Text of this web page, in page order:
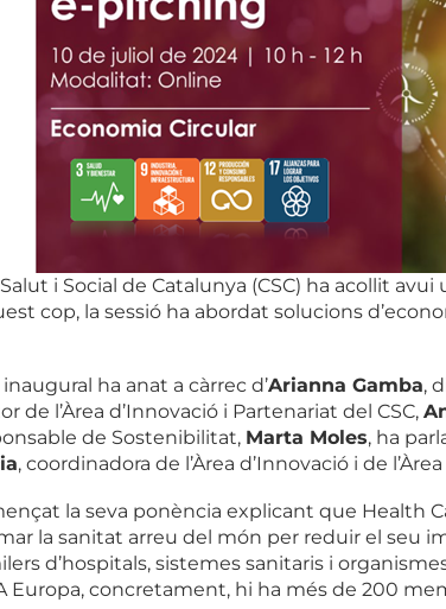
i Social de Catalunya (CSC) ha acollit
cop, la sessió ha abordat solucions
ha anat a càrrec d’Arianna Gamba,
de l’Àrea d’Innovació i Partenariat del CSC,
de Sostenibilitat, Marta Moles, ha
, coordinadora de l’Àrea d’Innovació i de
la seva ponència explicant que Health
la sanitat arreu del món per reduir el seu
d’hospitals, sistemes sanitaris i
Europa, concretament, hi ha més de 200